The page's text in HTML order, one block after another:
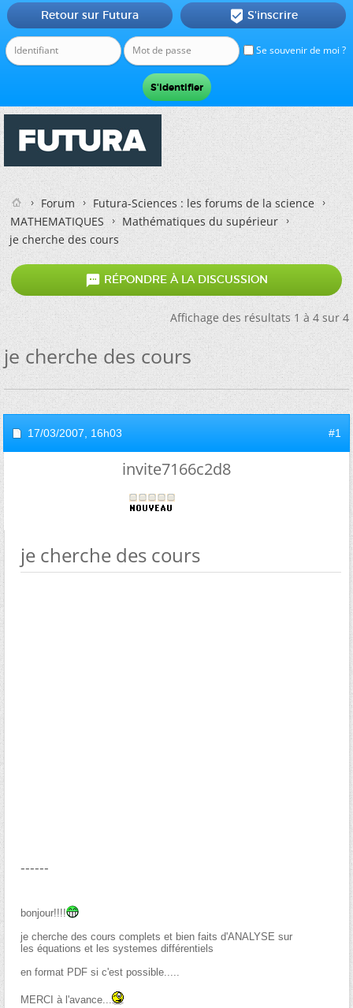
Se souvenir de moi ?
Retour sur Futura  S'inscrire
Forum
Futura-Sciences : les forums de la science
MATHEMATIQUES
Mathématiques du supérieur
je cherche des cours
 RÉPONDRE À LA DISCUSSION
Affichage des résultats 1 à 4 sur 4
je cherche des cours
17/03/2007, 16h03 #1
invite7166c2d8
je cherche des cours
------
bonjour!!!!
je cherche des cours complets et bien faits d'ANALYSE sur
les équations et les systemes différentiels
en format PDF si c'est possible.....
MERCI à l'avance...